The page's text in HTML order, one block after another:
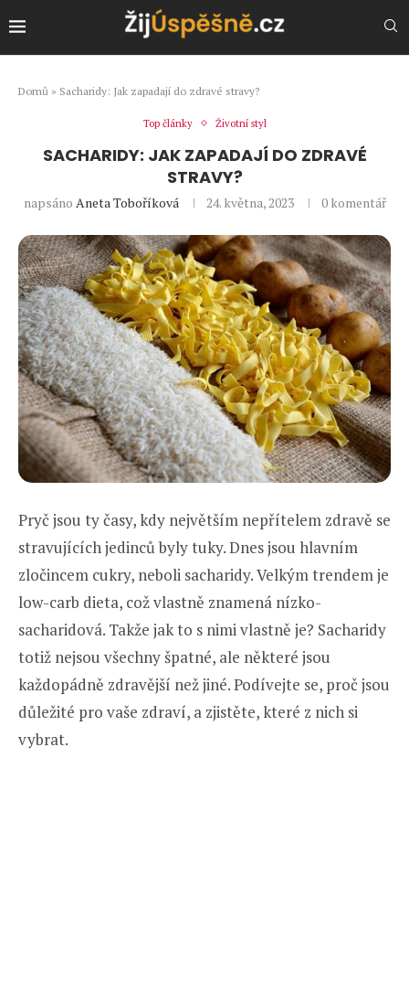
Domů » Sacharidy: Jak zapadají do zdravé stravy?
Top články Životní styl
SACHARIDY: JAK ZAPADAJÍ DO ZDRAVÉ
STRAVY?
napsáno Aneta Toboříková 24. května, 2023 0 komentář
Pryč jsou ty časy, kdy největším nepřítelem zdravě se
stravujících jedinců byly tuky. Dnes jsou hlavním
zločincem cukry, neboli sacharidy. Velkým trendem je
low-carb dieta, což vlastně znamená nízko-
sacharidová. Takže jak to s nimi vlastně je? Sacharidy
totiž nejsou všechny špatné, ale některé jsou
každopádně zdravější než jiné. Podívejte se, proč jsou
důležité pro vaše zdraví, a zjistěte, které z nich si
vybrat.